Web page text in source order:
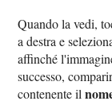
Quando la vedi,
a destra e
affinché
successo,
contenente il